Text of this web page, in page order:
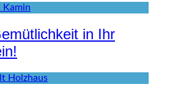
in Ihr